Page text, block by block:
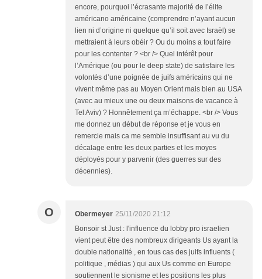
encore, pourquoi l’écrasante majorité de l’élite
américano américaine (comprendre n’ayant aucun
lien ni d’origine ni quelque qu’il soit avec Israël) se
mettraient à leurs obéir ? Ou du moins a tout faire
pour les contenter ? <br /> Quel intérêt pour
l’Amérique (ou pour le deep state) de satisfaire les
volontés d’une poignée de juifs américains qui ne
vivent même pas au Moyen Orient mais bien au USA
(avec au mieux une ou deux maisons de vacance à
Tel Aviv) ? Honnêtement ça m’échappe. <br /> Vous
me donnez un début de réponse et je vous en
remercie mais ca me semble insuffisant au vu du
décalage entre les deux parties et les moyes
déployés pour y parvenir (des guerres sur des
décennies).
O Obermeyer 25/11/2020 21:12
Bonsoir st Just : l'influence du lobby pro israelien
vient peut être des nombreux dirigeants Us ayant la
double nationalité , en tous cas des juifs influents (
politique , médias ) qui aux Us comme en Europe
soutiennent le sionisme et les positions les plus